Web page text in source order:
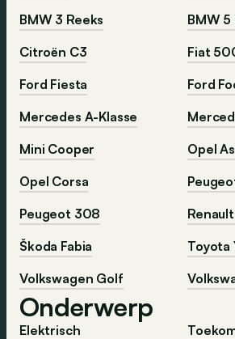
BMW 3 Reeks
BMW 5
Citroën C3
Fiat
Ford Fiesta
Ford
Mercedes A-Klasse
Mini Cooper
Opel
Opel Corsa
Peugeot 308
Škoda Fabia
Toyota
Volkswagen Golf
Onderwerp
Elektrisch